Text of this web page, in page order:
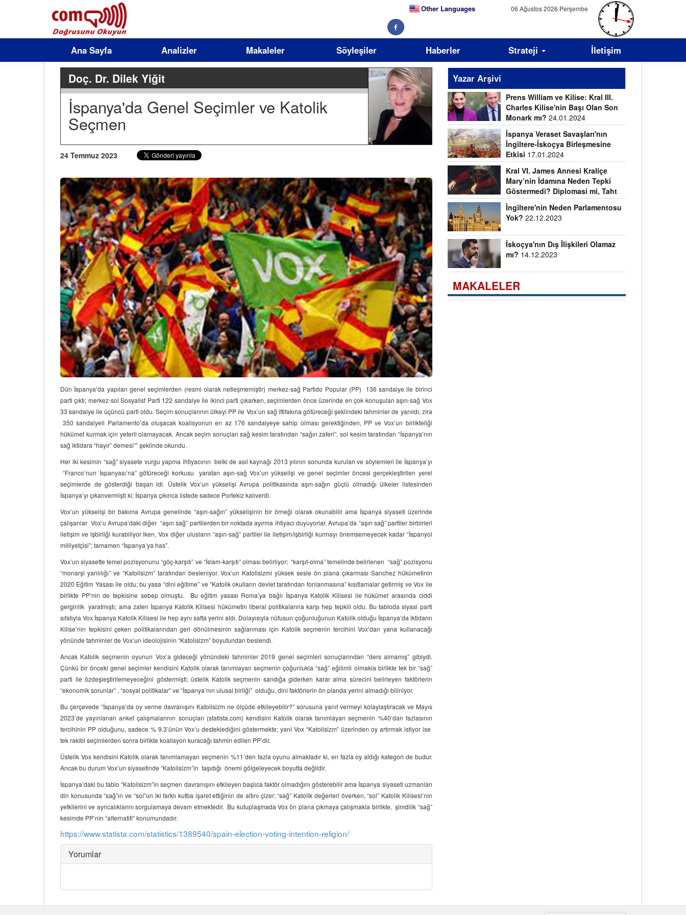
06 Ağustos 2026 Perşembe
Other Languages
Ana Sayfa Analizler Makaleler Söyleşiler Haberler Strateji İletişim
Doç. Dr. Dilek Yiğit
İspanya'da Genel Seçimler ve Katolik
Seçmen
24 Temmuz 2023
Dün İspanya’da yapılan genel seçimlerden (resmi olarak netleşmemiştir) merkez-sağ Partido Popular (PP) 136 sandalye ile birinci
parti çıktı; merkez-sol Sosyalist Parti 122 sandalye ile ikinci parti çıkarken, seçimlerden önce üzerinde en çok konuşulan aşırı-sağ Vox
33 sandalye ile üçüncü parti oldu. Seçim sonuçlarının ülkeyi PP ile Vox’un sağ ittifakına götüreceği şeklindeki tahminler de yanıldı; zira
350 sandalyeli Parlamento’da oluşacak koalisyonun en az 176 sandalyeye sahip olması gerektiğinden, PP ve Vox’un birlikteliği
hükümet kurmak için yeterli olamayacak. Ancak seçim sonuçları sağ kesim tarafından “sağın zaferi”, sol kesim tarafından “İspanya’nın
sağ iktidara “hayır” demesi”” şeklinde okundu.
Her iki kesimin “sağ” siyasete vurgu yapma ihtiyacının belki de asıl kaynağı 2013 yılının sonunda kurulan ve söylemleri ile İspanya’yı
“Franco’nun İspanyası’na” götüreceği korkusu yaratan aşırı-sağ Vox’un yükselişi ve genel seçimler öncesi gerçekleştirilen yerel
seçimlerde de gösterdiği başarı idi. Üstelik Vox’un yükselişi Avrupa politikasında aşırı-sağın güçlü olmadığı ülkeler listesinden
İspanya’yı çıkarıvermişti ki; İspanya çıkınca listede sadece Portekiz kalıverdi.
Vox’un yükselişi bir bakıma Avrupa genelinde “aşırı-sağın” yükselişinin bir örneği olarak okunabilir ama İspanya siyaseti üzerinde
çalışanlar Vox’u Avrupa’daki diğer “aşırı sağ” partilerden bir noktada ayırma ihtiyacı duyuyorlar. Avrupa’da “aşırı sağ” partiler birbirleri
iletişim ve işbirliği kurabiliyor iken, Vox diğer ulusların “aşırı-sağ” partiler ile iletişim/işbirliği kurmayı önemsemeyecek kadar “İspanyol
milliyetçisi”; tamamen “İspanya’ya has”.
Vox’un siyasette temel pozisyonunu “göç-karşıtı” ve “İslam-karşıtı” olması belirliyor; “karşıt-olma” temelinde belirlenen “sağ” pozisyonu
“monarşi yanlılığı” ve “Katolisizm” tarafından besleniyor. Vox’un Katolisizmi yüksek sesle ön plana çıkarması Sanchez hükümetinin
2020 Eğitim Yasası ile oldu; bu yasa “dini eğitime” ve “Katolik okulların devlet tarafından fonlanmasına” kısıtlamalar getirmiş ve Vox ile
birlikte PP’nin de tepkisine sebep olmuştu. Bu eğitim yasası Roma’ya bağlı İspanya Katolik Kilisesi ile hükümet arasında ciddi
gerginlik yaratmıştı; ama zaten İspanya Katolik Kilisesi hükümetin liberal politikalarına karşı hep tepkili oldu. Bu tabloda siyasi parti
sıfatıyla Vox İspanya Katolik Kilisesi ile hep aynı safta yerini aldı. Dolayısıyla nüfusun çoğunluğunun Katolik olduğu İspanya’da iktidarın
Kilise’nin tepkisini çeken politikalarından geri dönülmesinin sağlanması için Katolik seçmenin tercihini Vox’dan yana kullanacağı
yönünde tahminler de Vox’un ideolojisinin “Katolisizm” boyutundan beslendi.
Ancak Katolik seçmenin oyunun Vox’a gideceği yönündeki tahminler 2019 genel seçimleri sonuçlarından “ders almamış” gibiydi.
Çünkü bir önceki genel seçimler kendisini Katolik olarak tanımlayan seçmenin çoğunlukla “sağ” eğilimli olmakla birlikte tek bir “sağ”
parti ile özdeşleştirilemeyeceğini göstermişti; üstelik Katolik seçmenin sandığa giderken karar alma sürecini belirleyen faktörlerin
“ekonomik sorunlar” , “sosyal politikalar” ve “İspanya’nın ulusal birliği” olduğu, dini faktörlerin ön planda yerini almadığı biliniyor.
Bu çerçevede “İspanya’da oy verme davranışını Katolisizm ne ölçüde etkileyebilir?” sorusuna yanıt vermeyi kolaylaştıracak ve Mayıs
2023’de yayınlanan anket çalışmalarının sonuçları (statista.com) kendisini Katolik olarak tanımlayan seçmenin %40’dan fazlasının
tercihinin PP olduğunu, sadece % 9.3’ünün Vox’u desteklediğini göstermekte; yani Vox “Katolisizm” üzerinden oy artırmak istiyor ise
tek rakibi seçimlerden sonra birlikte koalisyon kuracağı tahmin edilen PP’dir.
Üstelik Vox kendisini Katolik olarak tanımlamayan seçmenin %11’den fazla oyunu almaktadır ki, en fazla oy aldığı kategori de budur.
Ancak bu durum Vox’un siyasetinde “Katolisizm”in taşıdığı önemi gölgeleyecek boyutta değildir.
İspanya’daki bu tablo “Katolisizm”in seçmen davranışını etkileyen başlıca faktör olmadığını gösterebilir ama İspanya siyaseti uzmanları
din konusunda “sağ”ın ve “sol”un iki farklı kutba işaret ettiğinin de altını çizer; “sağ” Katolik değerleri överken, “sol” Katolik Kilisesi’nin
yetkilerini ve ayrıcalıklarını sorgulamaya devam etmektedir. Bu kutuplaşmada Vox ön plana çıkmaya çalışmakla birlikte, şimdilik “sağ”
kesimde PP’nin “alternatifi” konumundadır.
https://www.statista.com/statistics/1389540/spain-election-voting-intention-religion/
Yorumlar
Yazar Arşivi
Prens William ve Kilise: Kral III.
Charles Kilise'nin Başı Olan Son
Monark mı? 24.01.2024
İspanya Veraset Savaşları'nın
İngiltere-İskoçya Birleşmesine
Etkisi 17.01.2024
Kral VI. James Annesi Kraliçe
Mary’nin İdamına Neden Tepki
Göstermedi? Diplomasi mi, Taht
Sevdası mı?09.01.2024
İngiltere'nin Neden Parlamentosu
Yok? 22.12.2023
İskoçya'nın Dış İlişkileri Olamaz
mı? 14.12.2023
MAKALELER